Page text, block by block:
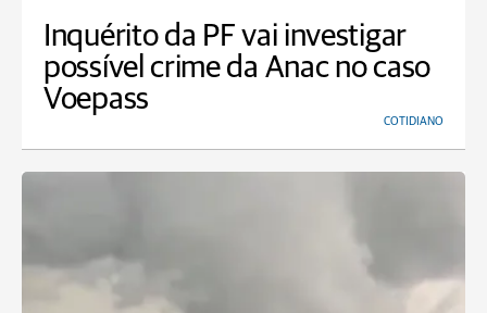
Inquérito da PF vai investigar
possível crime da Anac no caso
Voepass
COTIDIANO